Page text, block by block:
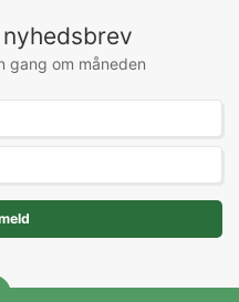
gang om måneden